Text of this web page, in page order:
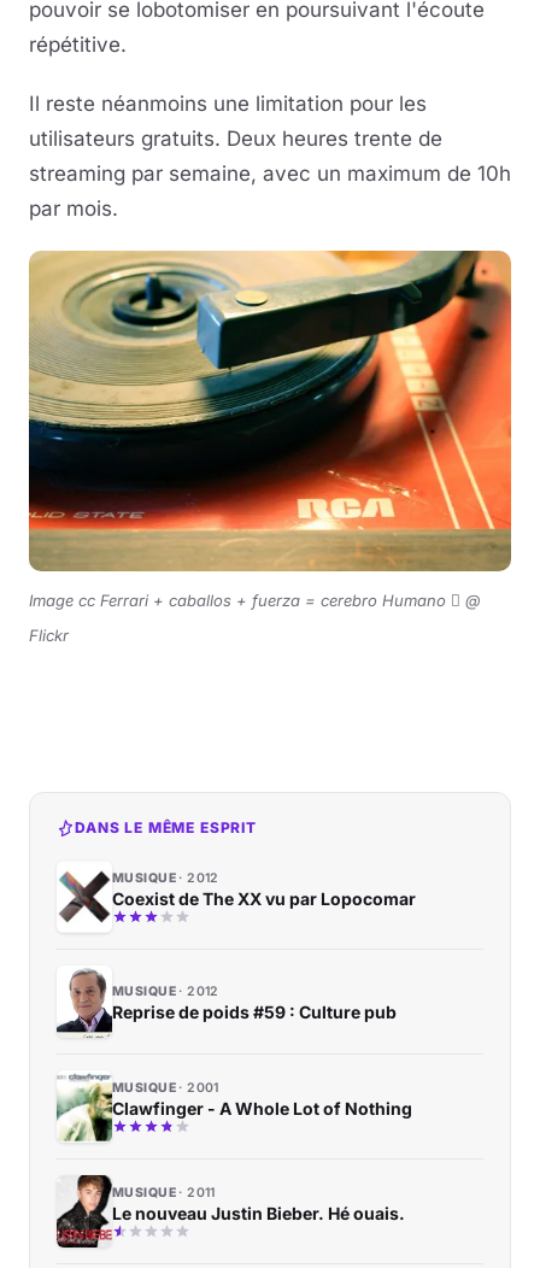
pouvoir se lobotomiser en poursuivant l'écoute
répétitive.
Il reste néanmoins une limitation pour les
utilisateurs gratuits. Deux heures trente de
streaming par semaine, avec un maximum de 10h
par mois.
Image cc Ferrari + caballos + fuerza = cerebro Humano  @
Flickr
DANS LE MÊME ESPRIT
MUSIQUE 2012
Coexist de The XX vu par Lopocomar
MUSIQUE 2012
Reprise de poids #59 : Culture pub
MUSIQUE 2001
Clawfinger - A Whole Lot of Nothing
MUSIQUE 2011
Le nouveau Justin Bieber. Hé ouais.